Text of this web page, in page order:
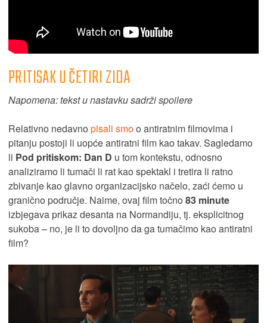
PRITISAK U ČETIRI ZIDA
Napomena: tekst u nastavku sadrži spoilere
Relativno nedavno pisali smoo antiratnim filmovima i
pitanju postoji li uopće antiratni film kao takav. Sagledamo
li Pod pritiskom: Dan D u tom kontekstu, odnosno
analiziramo li tumači li rat kao spektakl i tretira li ratno
zbivanje kao glavno organizacijsko načelo, zaći ćemo u
granično područje. Naime, ovaj film točno 83 minute
izbjegava prikaz desanta na Normandiju, tj. eksplicitnog
sukoba – no, je li to dovoljno da ga tumačimo kao antiratni
film?